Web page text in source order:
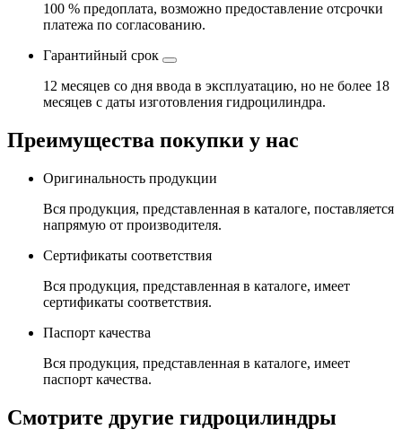
100 % предоплата, возможно предоставление отсрочки
платежа по согласованию.
Гарантийный срок
12 месяцев со дня ввода в эксплуатацию, но не более 18
месяцев с даты изготовления гидроцилиндра.
Преимущества покупки у нас
Оригинальность продукции
Вся продукция, представленная в каталоге, поставляется
напрямую от производителя.
Сертификаты соответствия
Вся продукция, представленная в каталоге, имеет
сертификаты соответствия.
Паспорт качества
Вся продукция, представленная в каталоге, имеет
паспорт качества.
Смотрите другие гидроцилиндры